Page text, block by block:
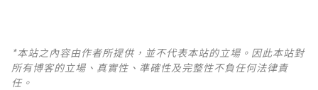
*本站之內容由作者所提供，並不代表本站的立場。因此本站對
所有博客的立場、真實性、準確性及完整性不負任何法律責
任。